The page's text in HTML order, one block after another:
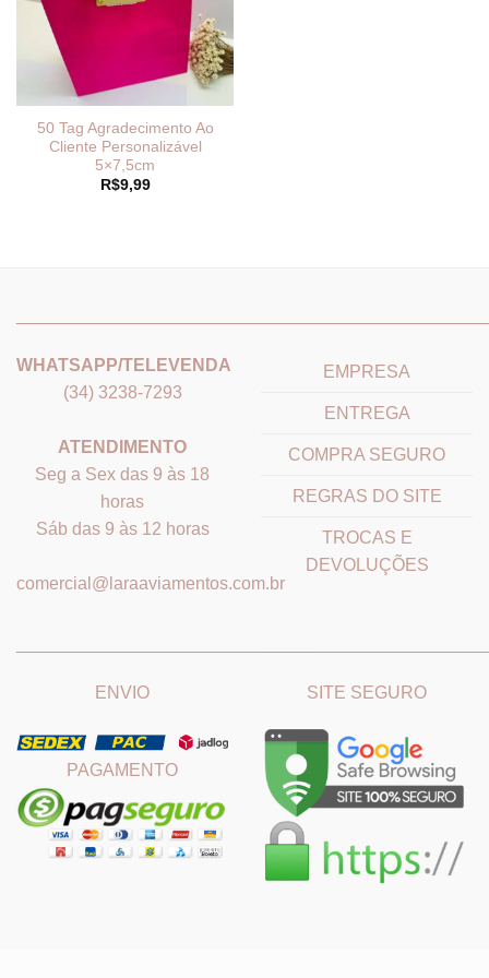
50 Tag Agradecimento Ao
Cliente Personalizável
5×7,5cm
R$9,99
WHATSAPP/TELEVENDA
(34) 3238-7293
ATENDIMENTO
Seg a Sex das 9 às 18
horas
Sáb das 9 às 12 horas
comercial@laraaviamentos.com.br
EMPRESA
ENTREGA
COMPRA SEGURO
REGRAS DO SITE
TROCAS E
DEVOLUÇÕES
ENVIO
PAGAMENTO
SITE SEGURO